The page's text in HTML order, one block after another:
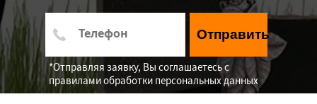
Отправить
*Отправляя заявку, Вы соглашаетесь с
правилами обработки персональных данных